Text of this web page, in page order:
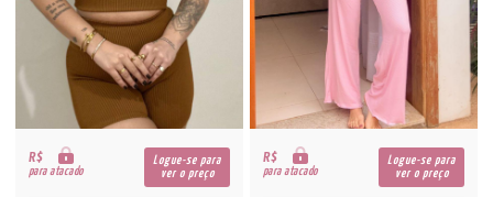
R$
para atacado
Logue-se para
ver o preço
R$
para atacado
Logue-se para
ver o preço